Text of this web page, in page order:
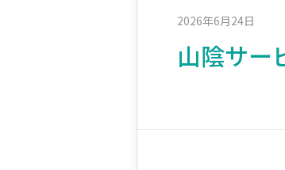
2026年6月24日
山陰サー